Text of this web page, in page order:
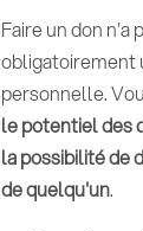
Faire un don n'a
obligatoirement
personnelle.
le potentiel des
la possibilité de
de quelqu'un.